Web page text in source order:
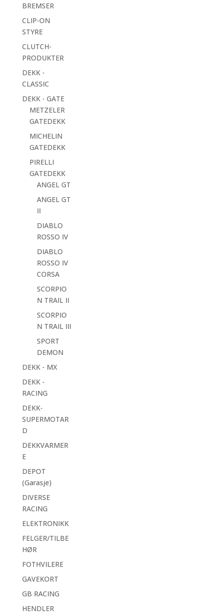
BREMSER
CLIP-ON
STYRE
CLUTCH-
PRODUKTER
DEKK -
CLASSIC
DEKK - GATE
METZELER
GATEDEKK
MICHELIN
GATEDEKK
PIRELLI
GATEDEKK
ANGEL GT
ANGEL GT
II
DIABLO
ROSSO IV
DIABLO
ROSSO IV
CORSA
SCORPIO
N TRAIL II
SCORPIO
N TRAIL III
SPORT
DEMON
DEKK - MX
DEKK -
RACING
DEKK-
SUPERMOTAR
D
DEKKVARMER
E
DEPOT
(Garasje)
DIVERSE
RACING
ELEKTRONIKK
FELGER/TILBE
HØR
FOTHVILERE
GAVEKORT
GB RACING
HENDLER